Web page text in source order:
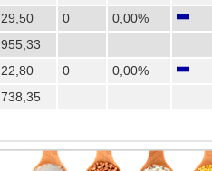
29,50 0
0,00%
955,33
22,80 0
0,00%
738,35